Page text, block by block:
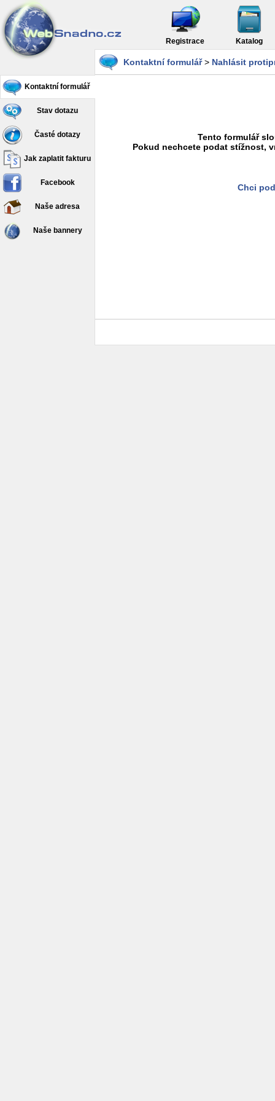
Registrace Katalog
Kontaktní formulář
Stav dotazu
Časté dotazy
Jak zaplatit fakturu
Facebook
Naše adresa
Naše bannery
Kontaktní formulář> Nahlásit
Tento formulář
Pokud nechcete podat stížnost,
Chci